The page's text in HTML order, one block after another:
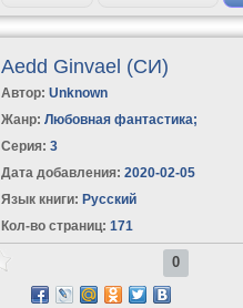
Aedd Ginvael (СИ)
Автор: Unknown
Жанр: Любовная фантастика;
Серия: 3
Дата добавления: 2020-02-05
Язык книги: Русский
Кол-во страниц: 171
0